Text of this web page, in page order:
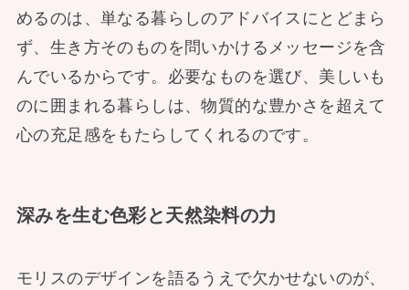
めるのは、単なる暮らしのアドバイスにとどまら
ず、生き方そのものを問いかけるメッセージを含
んでいるからです。必要なものを選び、美しいも
のに囲まれる暮らしは、物質的な豊かさを超えて
心の充足感をもたらしてくれるのです。
深みを生む色彩と天然染料の力
モリスのデザインを語るうえで欠かせないのが、